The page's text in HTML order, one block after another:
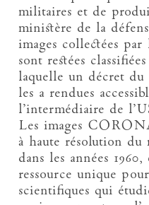
militaires et de
ministère de la
images collectées
sont restées
laquelle un décret
les a rendues
l’intermédiaire de
Les images
à haute résolution du
dans les années
ressource unique
scientifiques qui